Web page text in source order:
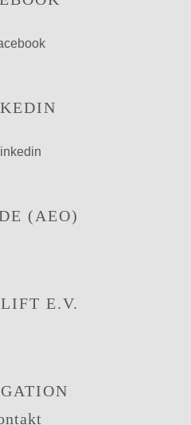
(AEO)
E.V.